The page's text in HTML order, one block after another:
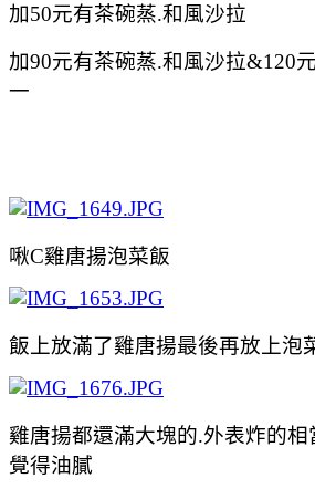
加50元有茶碗蒸.和風沙拉
加90元有茶碗蒸.和風沙拉&120
一
啾C雞唐揚泡菜飯
飯上放滿了雞唐揚最後再放上泡
雞唐揚都還滿大塊的.外表炸的
覺得油膩